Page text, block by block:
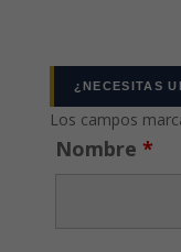
¿NECESITAS
Los campos
Nombre *